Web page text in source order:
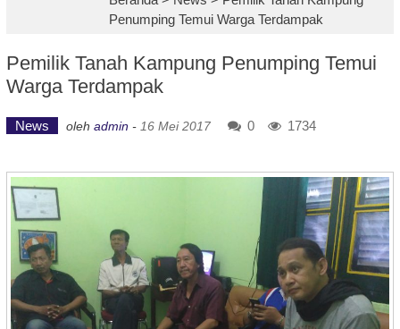
Penumping Temui Warga Terdampak
Pemilik Tanah Kampung Penumping Temui
Warga Terdampak
News oleh admin - 16 Mei 2017 0 1734